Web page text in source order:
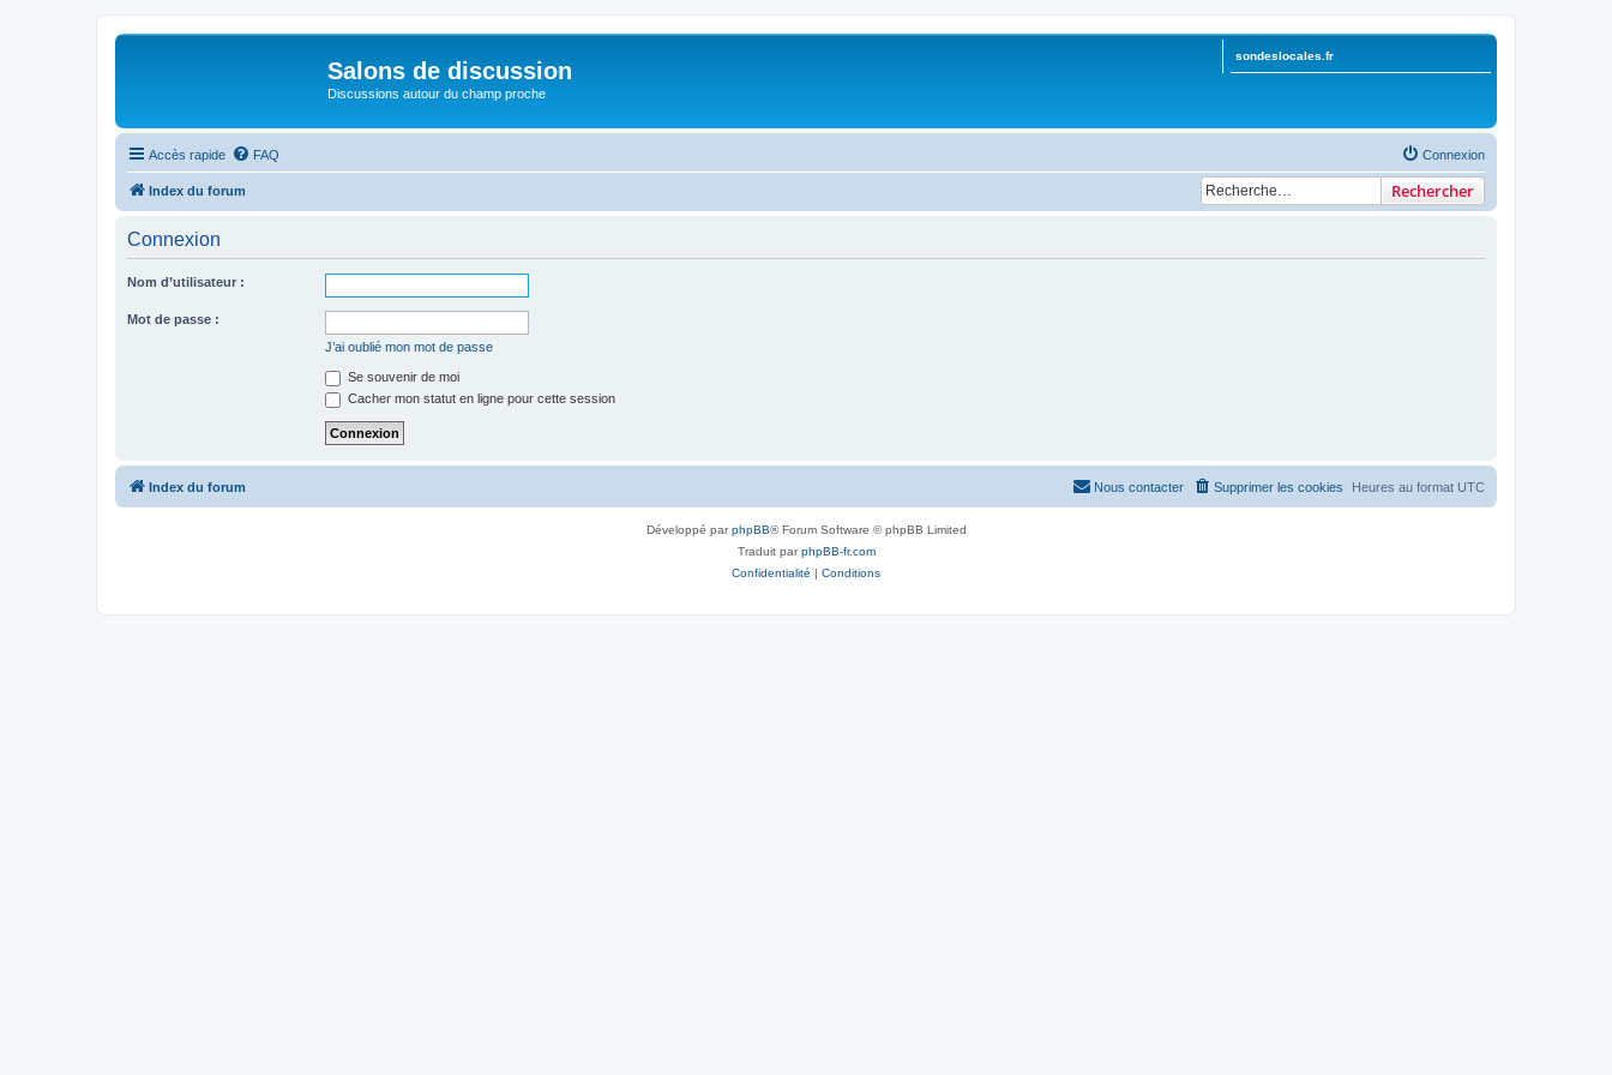
Salons de discussion
Discussions autour du champ proche
sondeslocales.fr
Accès rapide FAQ Connexion
Index du forum Rechercher
Connexion
Nom d’utilisateur :
Mot de passe :
J’ai oublié mon mot de passe
Se souvenir de moi
Cacher mon statut en ligne pour cette session
Index du forum Heures au format UTC
Supprimer les cookies
Nous contacter
Développé parphpBB® Forum Software © phpBB Limited
Traduit parphpBB-fr.com
Confidentialité | Conditions